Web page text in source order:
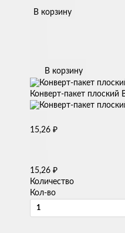
В корзину
В корзину
Конверт-пакет плоский
15,26 ₽
15,26 ₽
Количество
Кол-во